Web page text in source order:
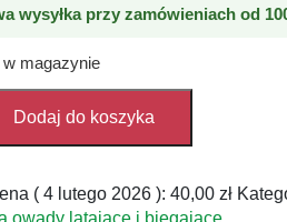
wysyłka przy zamówieniach od
magazynie
Dodaj do koszyka
( 4 lutego 2026 ):40,00zł
owady latające i biegające